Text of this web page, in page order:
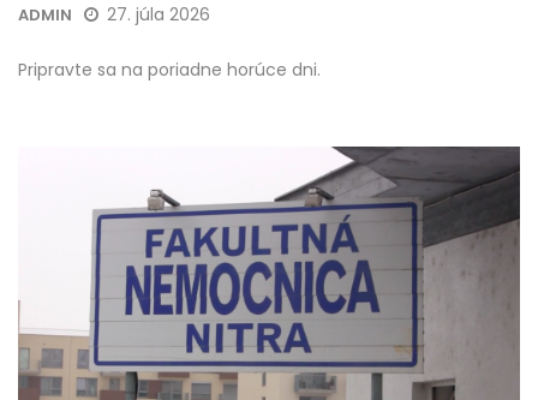
ADMIN 27. júla 2026
Pripravte sa na poriadne horúce dni.